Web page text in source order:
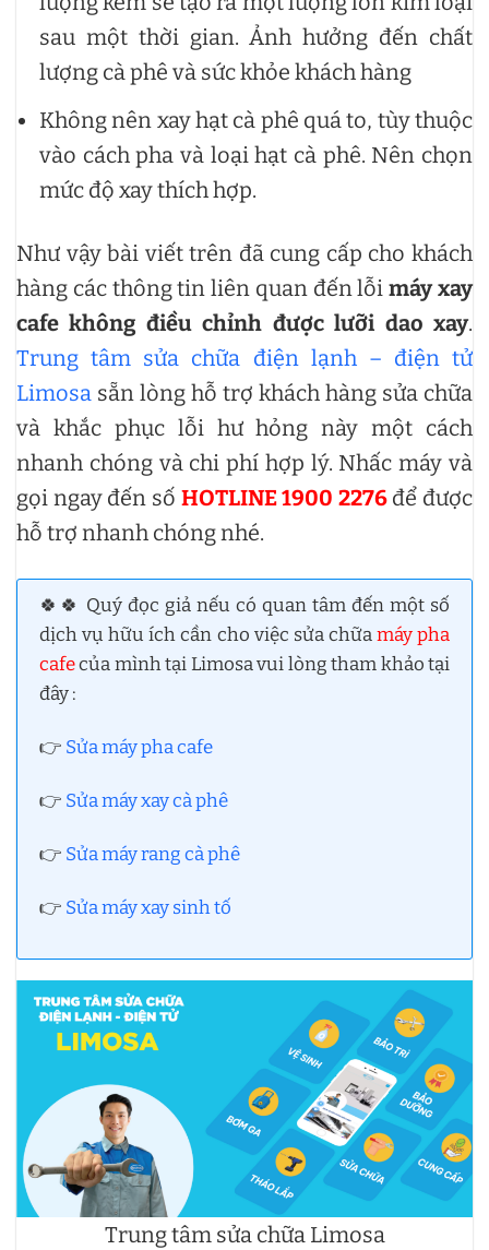
sau một thời gian. Ảnh hưởng đến chất
lượng cà phê và sức khỏe khách hàng
Không nên xay hạt cà phê quá to, tùy thuộc
vào cách pha và loại hạt cà phê. Nên chọn
mức độ xay thích hợp.
Như vậy bài viết trên đã cung cấp cho khách
hàng các thông tin liên quan đến lỗimáy xay
cafe không điều chỉnh được lưỡi dao xay.
Trung tâm sửa chữa điện lạnh – điện tử
Limosa sẵn lòng hỗ trợ khách hàng sửa chữa
và khắc phục lỗi hư hỏng này một cách
nhanh chóng và chi phí hợp lý. Nhấc máy và
gọi ngay đến số HOTLINE 1900 2276để được
hỗ trợ nhanh chóng nhé.
🍀🍀 Quý đọc giả nếu có quan tâm đến một số
dịch vụ hữu ích cần cho việc sửa chữamáy pha
cafecủa mình tại Limosa vui lòng tham khảo tại
đây :
👉 Sửa máy pha cafe
👉 Sửa máy xay cà phê
👉 Sửa máy rang cà phê
👉 Sửa máy xay sinh tố
Trung tâm sửa chữa Limosa